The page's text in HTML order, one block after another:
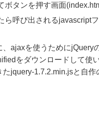
ボタンを押す画面
ら呼び出されるjavascript
、ajaxを使うためにjQuery
をダウンロードして使い
たjquery-1.7.2.min.jsと自